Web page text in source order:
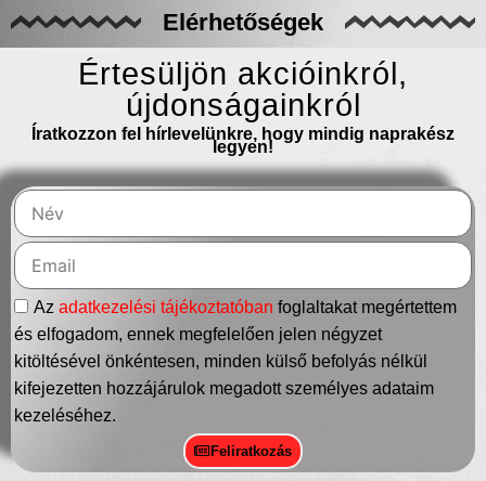
Elérhetőségek
Értesüljön akcióinkról,
újdonságainkról
Íratkozzon fel hírlevelünkre, hogy mindig naprakész
legyen!
Az adatkezelési tájékoztatóban foglaltakat megértettem
és elfogadom, ennek megfelelően jelen négyzet
kitöltésével önkéntesen, minden külső befolyás nélkül
kifejezetten hozzájárulok megadott személyes adataim
kezeléséhez.
Feliratkozás